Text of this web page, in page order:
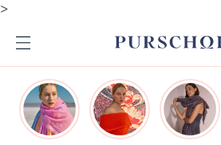
>